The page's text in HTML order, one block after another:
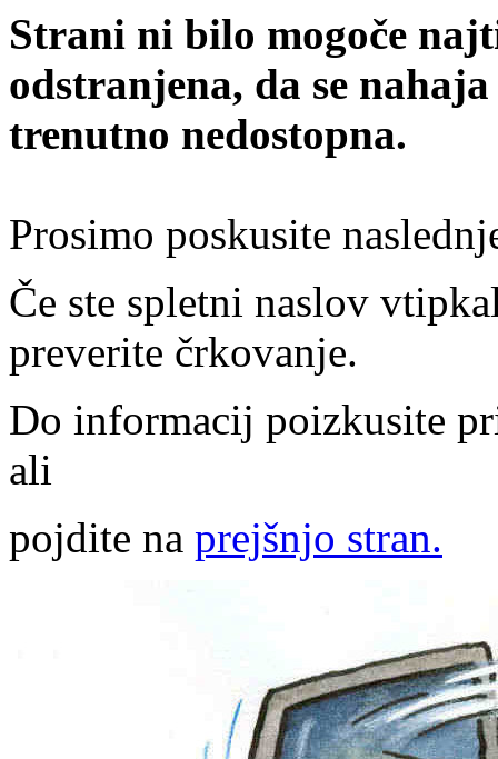
Strani ni bilo mogoče
odstranjena, da se
trenutno nedostopna.
Prosimo poskusite
Če ste spletni naslov
preverite črkovanje.
Do informacij poizkusite
ali
pojdite na prejšnjo stran.